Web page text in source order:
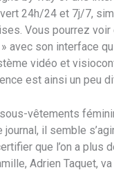
24h/24 et 7j/7,
Vous pourrez
» avec son
vidéo et
est ainsi un peu
vêtements
il semble
que l’on a plus
Adrien Taquet,